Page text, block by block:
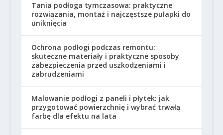
Tania podłoga tymczasowa: praktyczne
rozwiązania, montaż i najczęstsze pułapki do
uniknięcia
Ochrona podłogi podczas remontu:
skuteczne materiały i praktyczne sposoby
zabezpieczenia przed uszkodzeniami i
zabrudzeniami
Malowanie podłogi z paneli i płytek: jak
przygotować powierzchnię i wybrać trwałą
farbę dla efektu na lata